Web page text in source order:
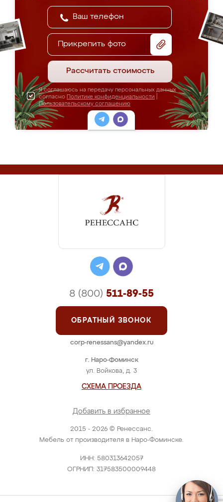
Прикрепить фото
Рассчитать стоимость
Я соглашаюсь на передачу персональных данных
согласно Политике конфиденциальности
Пользовательскому соглашению
2015 - 2026 © Ренессанс.
Мебель от производителя в Наро-Фоминске.
ИНН: 580313642057
ОГРНИП: 317583500009448
г. Наро-Фоминск
ул. Войкова, д. 3
СХЕМА ПРОЕЗДА
Добавить в избранное
8 (800) 511-89-55
ОБРАТНЫЙ ЗВОНОК
corp-renessans@yandex.ru